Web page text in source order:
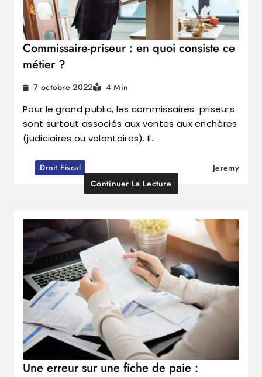
Commissaire-priseur : en quoi consiste ce
métier ?
7 octobre 2022 4 Min
Pour le grand public, les commissaires-priseurs
sont surtout associés aux ventes aux enchères
(judiciaires ou volontaires). Il…
Droit Fiscal
Jeremy
Continuer La Lecture
Une erreur sur une fiche de paie :